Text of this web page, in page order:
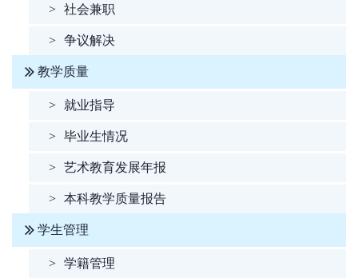
> 社会兼职
> 争议解决
教学质量
> 就业指导
> 毕业生情况
> 艺术教育发展年报
> 本科教学质量报告
学生管理
> 学籍管理